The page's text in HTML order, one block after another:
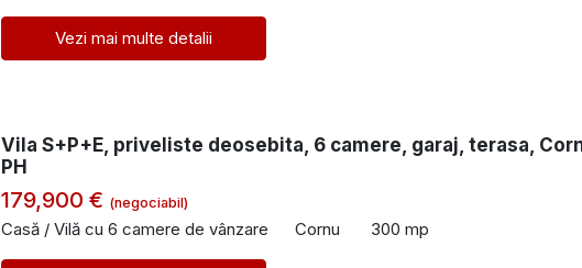
Vezi mai multe detalii
Vila S+P+E, priveliste deosebita, 6 camere, garaj, terasa,
PH
179,900 € (negociabil)
Casă / Vilă cu 6 camere de vânzare Cornu 300 mp